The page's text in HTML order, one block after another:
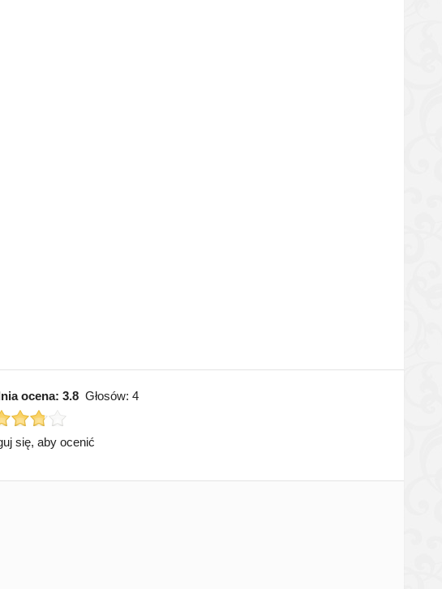
ocena: 3.8 Głosów: 4
się, aby ocenić